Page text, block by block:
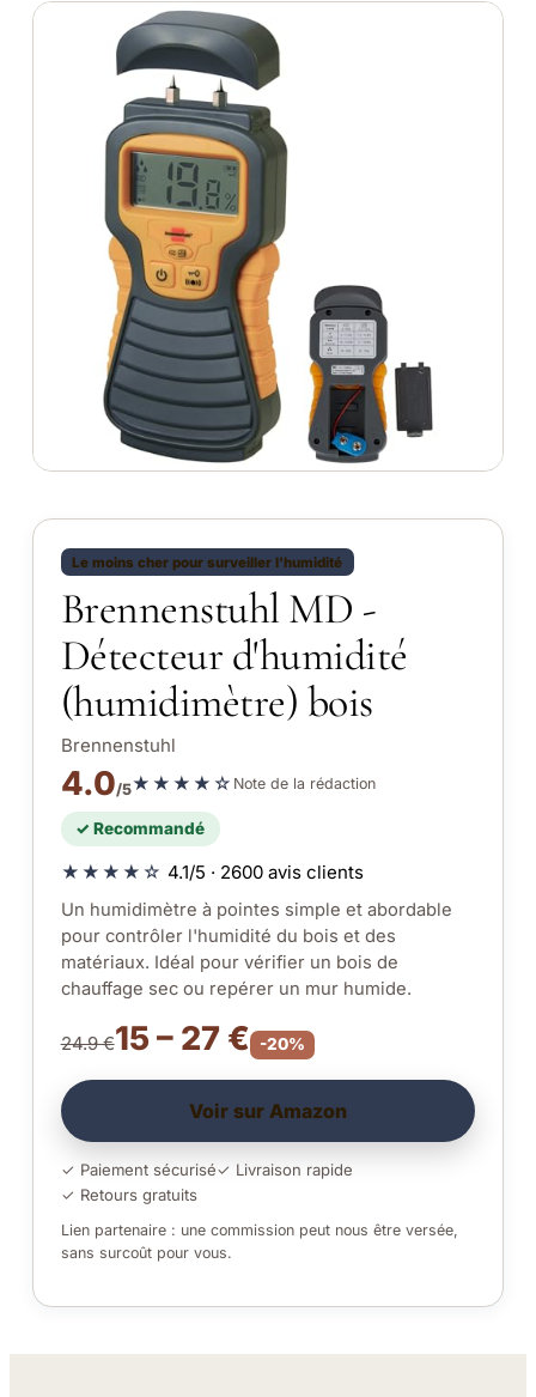
Le moins cher pour surveiller l'humidité
Brennenstuhl MD -
Détecteur d'humidité
(humidimètre) bois
Brennenstuhl
4.0/5★★★★☆ Note de la rédaction
✓ Recommandé
★★★★☆ 4.1/5 · 2600 avis clients
Un humidimètre à pointes simple et abordable
pour contrôler l'humidité du bois et des
matériaux. Idéal pour vérifier un bois de
chauffage sec ou repérer un mur humide.
24.9 €15 – 27 € -20%
Voir sur Amazon
✓ Paiement sécurisé✓ Livraison rapide
✓ Retours gratuits
Lien partenaire : une commission peut nous être versée,
sans surcoût pour vous.